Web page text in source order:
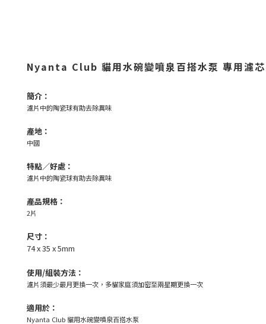
Nyanta Club 貓用水碗變噴泉百搭水泵 專用濾
簡介：
濾片中的陶瓷球有助去除異味
產地：
中國
特點／好處：
濾片中的陶瓷球有助去除異味
產品規格：
2片
尺寸：
74 x 35 x 5mm
使用/組裝方法：
濾片須最少最月更換一次，多貓家庭須加密至兩星期更換一次
適用於：
Nyanta Club 貓用水碗變噴泉百搭水泵